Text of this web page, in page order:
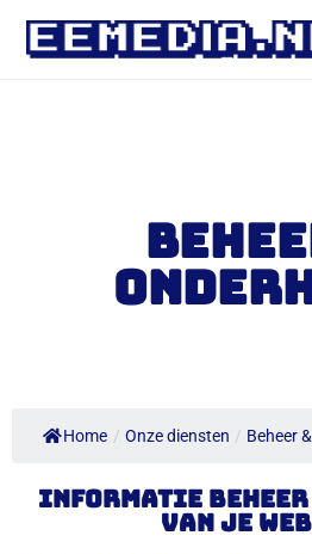
Home / Onze diensten / Beheer
Informatie beheer
van je